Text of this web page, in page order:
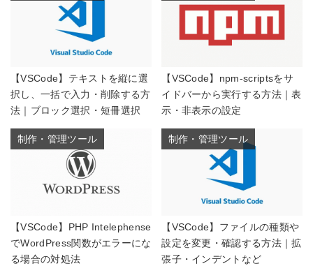
【VSCode】テキストを縦に選
択し、一括で入力・削除する方
法｜ブロック選択・短冊選択
【VSCode】npm-scriptsをサ
イドバーから実行する方法｜表
示・非表示の設定
制作・管理ツール
【VSCode】PHP Intelephense
でWordPress関数がエラーにな
る場合の対処法
制作・管理ツール
【VSCode】ファイルの種類や
設定を変更・確認する方法｜拡
張子・インデントなど